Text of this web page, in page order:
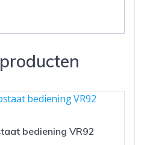
bediening VR92